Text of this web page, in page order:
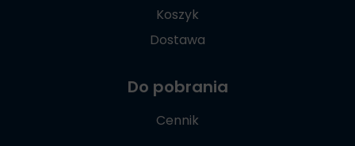
Koszyk
Dostawa
Do pobrania
Cennik